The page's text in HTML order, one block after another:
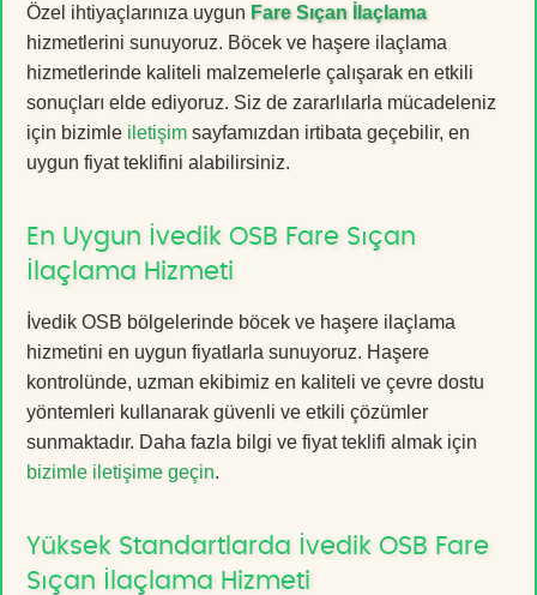
Özel ihtiyaçlarınıza uygun Fare Sıçan İlaçlama
hizmetlerini sunuyoruz. Böcek ve haşere ilaçlama
hizmetlerinde kaliteli malzemelerle çalışarak en etkili
sonuçları elde ediyoruz. Siz de zararlılarla mücadeleniz
için bizimle iletişim sayfamızdan irtibata geçebilir, en
uygun fiyat teklifini alabilirsiniz.
En Uygun İvedik OSB Fare Sıçan
İlaçlama Hizmeti
İvedik OSB bölgelerinde böcek ve haşere ilaçlama
hizmetini en uygun fiyatlarla sunuyoruz. Haşere
kontrolünde, uzman ekibimiz en kaliteli ve çevre dostu
yöntemleri kullanarak güvenli ve etkili çözümler
sunmaktadır. Daha fazla bilgi ve fiyat teklifi almak için
bizimle iletişime geçin.
Yüksek Standartlarda İvedik OSB Fare
Sıçan İlaçlama Hizmeti